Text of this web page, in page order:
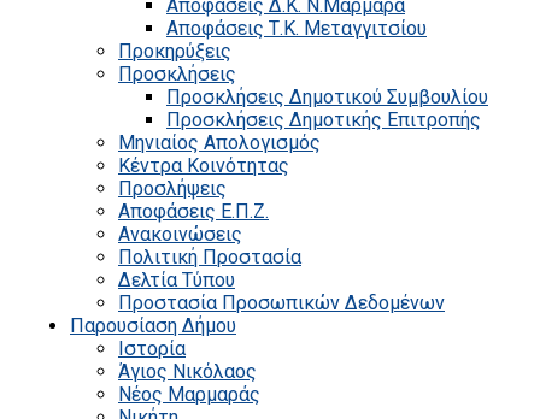
Αποφάσεις Δ.Κ. Ν.Μαρμαρά
Αποφάσεις Τ.Κ. Μεταγγιτσίου
Προκηρύξεις
Προσκλήσεις
Προσκλήσεις Δημοτικού Συμβουλίου
Προσκλήσεις Δημοτικής Επιτροπής
Μηνιαίος Απολογισμός
Κέντρα Κοινότητας
Προσλήψεις
Αποφάσεις Ε.Π.Ζ.
Ανακοινώσεις
Πολιτική Προστασία
Δελτία Τύπου
Προστασία Προσωπικών Δεδομένων
Παρουσίαση Δήμου
Ιστορία
Άγιος Νικόλαος
Νέος Μαρμαράς